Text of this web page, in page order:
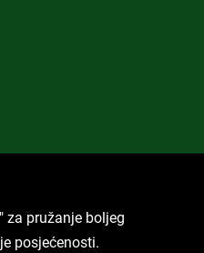
za pružanje boljeg
posjećenosti.